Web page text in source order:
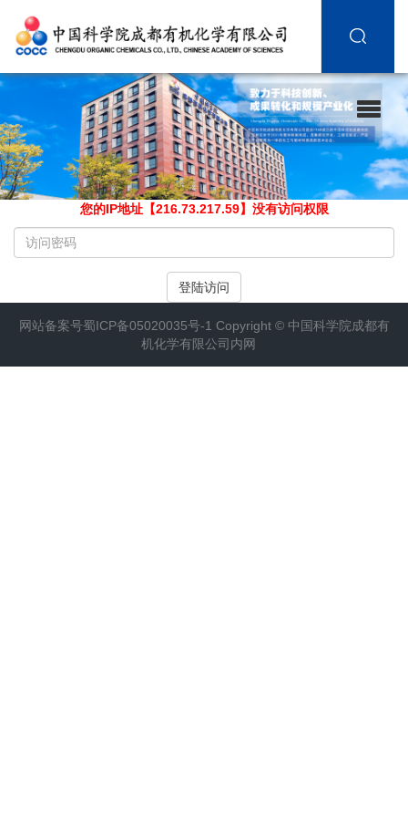
您的IP地址【216.73.217.59】没有访问权限
输
入
访
密
码
登陆访问
网站备案号蜀ICP备05020035号-1 Copyright © 中国科学院成都有
机化学有限公司内网